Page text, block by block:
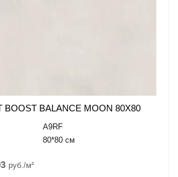
BALANCE MOON 80X80
A9RF
80*80 см
руб./м²